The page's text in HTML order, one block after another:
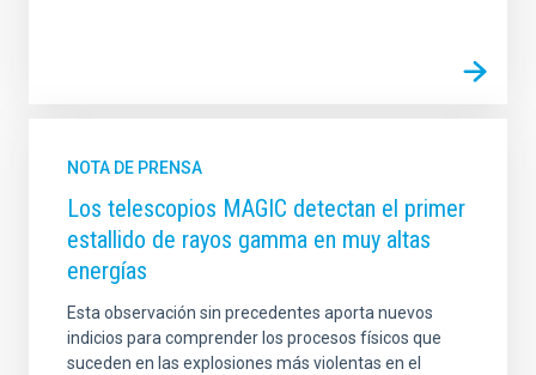
NOTA DE PRENSA
Los telescopios MAGIC detectan el primer
estallido de rayos gamma en muy altas
energías
Esta observación sin precedentes aporta nuevos
indicios para comprender los procesos físicos que
suceden en las explosiones más violentas en el